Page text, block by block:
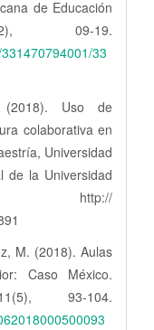
de Educación
09-19.
33
Uso de
colaborativa en
Universidad
de la Universidad
http://
M. (2018). Aulas
Caso México.
93-104.